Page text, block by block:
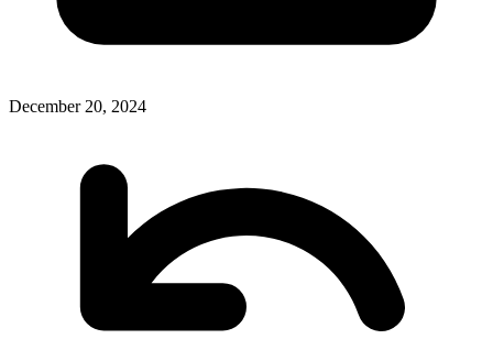
December 20, 2024